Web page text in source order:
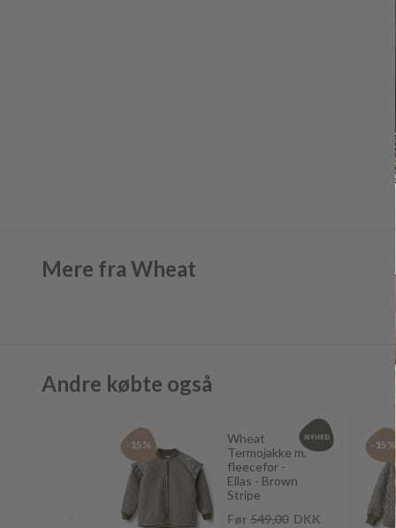
Mere fra Wheat
Andre købte også
-15%
Wheat
Termojakke m.
fleecefor -
Ellas - Brown
Stripe
Før 549,00DKK
-15%